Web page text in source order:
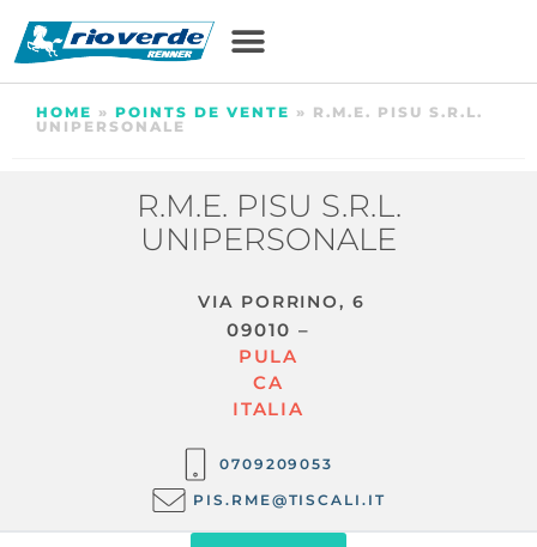
HOME » POINTS DE VENTE » R.M.E. PISU S.R.L.
UNIPERSONALE
R.M.E. PISU S.R.L.
UNIPERSONALE
VIA PORRINO, 6
09010 –
PULA
CA
ITALIA
0709209053
PIS.RME@TISCALI.IT